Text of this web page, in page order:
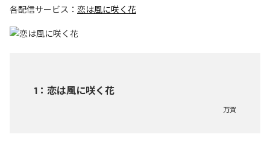
各配信サービス： 恋は風に咲く花
1 ： 恋は風に咲く花
万賀